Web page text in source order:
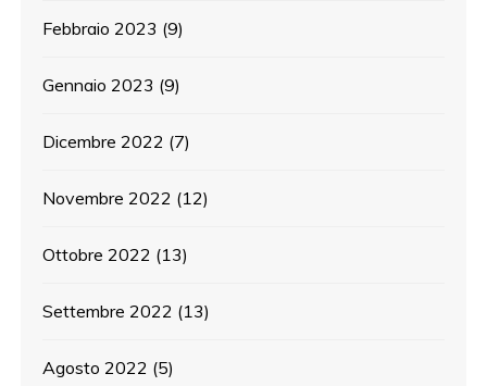
Febbraio 2023 (9)
Gennaio 2023 (9)
Dicembre 2022 (7)
Novembre 2022 (12)
Ottobre 2022 (13)
Settembre 2022 (13)
Agosto 2022 (5)